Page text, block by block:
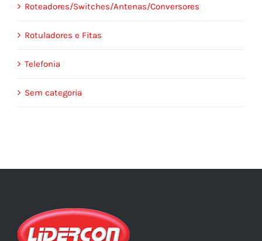
Roteadores/Switches/Antenas/Conversores
Rotuladores e Fitas
Telefonia
Sem categoria